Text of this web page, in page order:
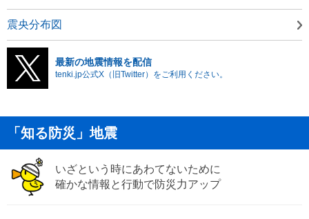
震央分布図
最新の地震情報を配信
tenki.jp公式X（旧Twitter）をご利用ください。
「知る防災」地震
いざという時にあわてないために
確かな情報と行動で防災力アップ